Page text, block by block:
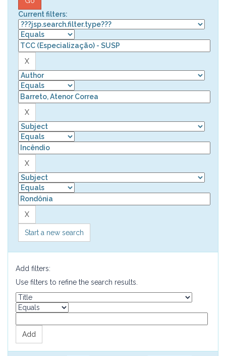
Current filters:
Start a new search
Add filters:
Use filters to refine the search results.